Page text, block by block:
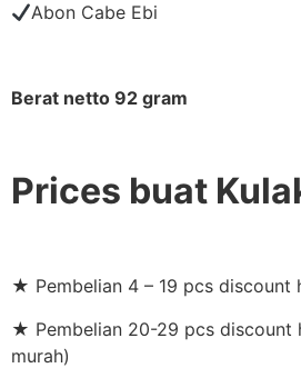
Abon Cabe Ebi
Berat netto 92 gram
Prices buat
★ Pembelian 4 – 19 pcs discount
★ Pembelian 20-29 pcs discount
murah)